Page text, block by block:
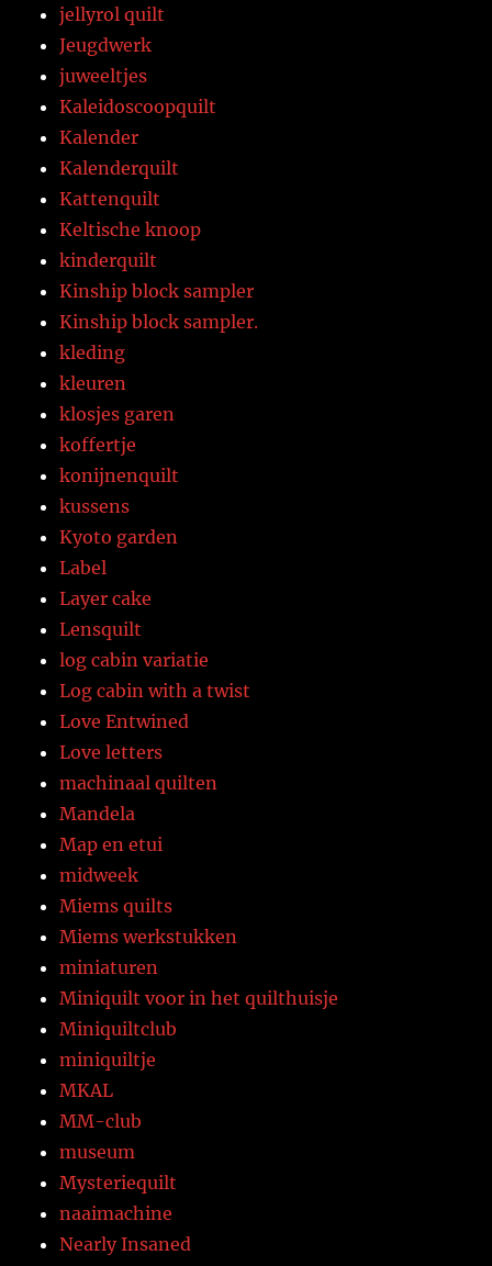
jellyrol quilt
Jeugdwerk
juweeltjes
Kaleidoscoopquilt
Kalender
Kalenderquilt
Kattenquilt
Keltische knoop
kinderquilt
Kinship block sampler
Kinship block sampler.
kleding
kleuren
klosjes garen
koffertje
konijnenquilt
kussens
Kyoto garden
Label
Layer cake
Lensquilt
log cabin variatie
Log cabin with a twist
Love Entwined
Love letters
machinaal quilten
Mandela
Map en etui
midweek
Miems quilts
Miems werkstukken
miniaturen
Miniquilt voor in het quilthuisje
Miniquiltclub
miniquiltje
MKAL
MM-club
museum
Mysteriequilt
naaimachine
Nearly Insaned